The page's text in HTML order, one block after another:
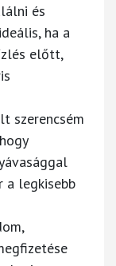
és
ha a
előtt,
szerencsém
a legkisebb